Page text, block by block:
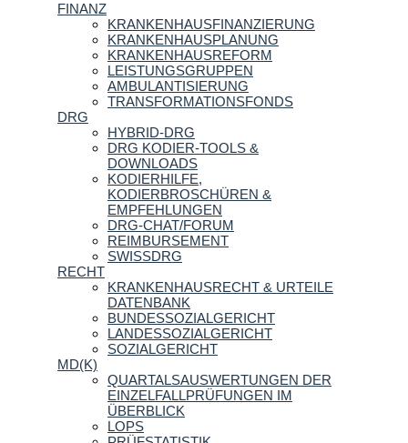
FINANZ
KRANKENHAUSFINANZIERUNG
KRANKENHAUSPLANUNG
KRANKENHAUSREFORM
LEISTUNGSGRUPPEN
AMBULANTISIERUNG
TRANSFORMATIONSFONDS
DRG
HYBRID-DRG
DRG KODIER-TOOLS &
DOWNLOADS
KODIERHILFE,
KODIERBROSCHÜREN &
EMPFEHLUNGEN
DRG-CHAT/FORUM
REIMBURSEMENT
SWISSDRG
RECHT
KRANKENHAUSRECHT & URTEILE
DATENBANK
BUNDESSOZIALGERICHT
LANDESSOZIALGERICHT
SOZIALGERICHT
MD(K)
QUARTALSAUSWERTUNGEN DER
EINZELFALLPRÜFUNGEN IM
ÜBERBLICK
LOPS